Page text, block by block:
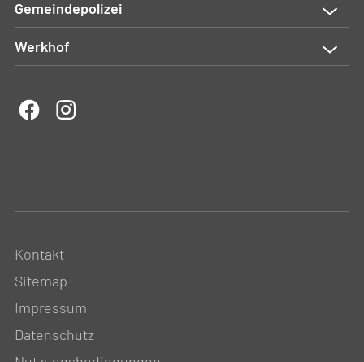
Gemeindepolizei
Werkhof
Kontakt
Sitemap
Impressum
Datenschutz